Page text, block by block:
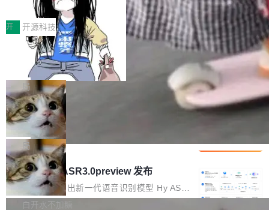
得住、用得稳、省得下、更安全！ 一、从现在开
始，Token使用一目...
q2Seq 和 DocAI 的共同发明人）以及 Oriol Vin
yals（Gemini 联合负责人，AlphaSta...
中文驱动的数字员工，自主理解需求、规划步
骤、编写代码。不挑模型、不挑平台，curl 一行
装完即用。 开源地址：Gitee · GitCode · GitHu
b 安装 支持 Java 8+（8~26）、macOS / Linu
x / Windows / Harmony PC。 # macOS / Linu
x / Harmony PC curl -fsSL https://solon.noea
r.org/solon...
价值潜能：华为云码道（CodeArts）
代码仓技术解析
一、代码仓深度理解技术的作用与价值 在软件工
程实践中，代码仓是企业核心知识资产的主要载
体。企业级代码仓库通常包含数十万乃至数百万
个文件，其规模远超单次模型调用可承载的上下
文窗口。随着项目规模的持续扩张与代码历史的
不断累积，代码仓中的模块关系、接口契约、业
务逻辑等关键信息往往分散于数十乃至数百个文
件之中，形成高度复杂的知识关联网络。传统的
代码检索手段（如关键词匹配、目录遍历）仅能
在语法层面完成文本定位，难以触及代码的语义
内涵与结构关联，导致开发者使用代码智能体在
理解大规模代码仓时面临显著"代码仓理解"瓶
颈。 代码仓深度理解服务（以下简称" CodeBas
e深度理解服务"）是华为云码道（CodeA...
开 开源科技
一条“删库”命令跑 17 小时，算法工程
师删光 89TB 数据只为干私活
最高人民检察院8月4日公布了一起案件：北京一
名90后算法工程师王某，为了给自己接的私活腾
服务器空间，删光了公司AI游戏部门的全部核心
数据。 王某2024年1月入职东城区某科技公司AI
短剧部门，有互联网大厂背景。在公司内部架构
调整期间，部门三次通知全员将数据从A集群迁
移到B集群，王某都回复了"收到"。 他没有迁移
数据。2024年9月3日下午4点，他使用此前登录
的账号密码进入A集群，输入了一条被程序员圈
称为"删库跑路"的命令——最高管理员权限、无
局
Cloudflare 分享推理优化实践：KV ca
che 量化 + 权重压缩，吞吐量提升 4
1%，成本降 30%
Kimi 和 GLM 是当前最强的大模型系列之一，但
它们有一个共同的问题：太吃显存了。月之暗面
的 Kimi K 系列和智谱的 GLM 都是长上下文、M
oE 架构的大模型，好用到让人上瘾，但 GPU 显
存永远不够用。 Cloudflare 的 Workers AI 团队
一直在跑这些模型的推理。他们在官方博客上发
局
腾讯混元 Hy ASR3.0preview 发布
腾讯混元正式推出新一代语音识别模型 Hy ASR
3.0preview。基于最新一代大语言模型 Hy3 的
白开水不加糖